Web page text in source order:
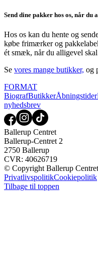
Send dine pakker hos os, når
Hos os kan du hente og
købe frimærker og
ét smæk, når du alligevel
Se vores mange butikker, og
FORMAT
BiografButikkerÅbningstider
nyhedsbrev
Ballerup Centret
Ballerup-Centret 2
2750 Ballerup
CVR: 40626719
© Copyright Ballerup Centret
PrivatlivspolitikCookiepolitik
Tilbage til toppen